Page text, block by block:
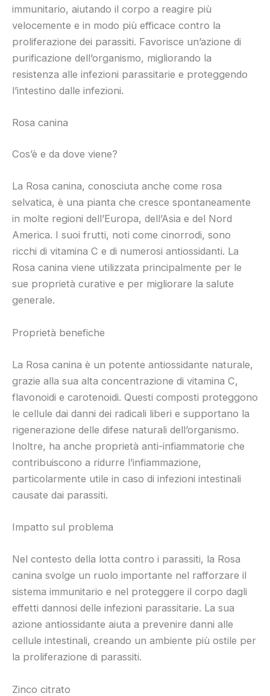
immunitario, aiutando il corpo a reagire più
velocemente e in modo più efficace contro la
proliferazione dei parassiti. Favorisce un’azione di
purificazione dell’organismo, migliorando la
resistenza alle infezioni parassitarie e proteggendo
l’intestino dalle infezioni.
Rosa canina
Cos’è e da dove viene?
La Rosa canina, conosciuta anche come rosa
selvatica, è una pianta che cresce spontaneamente
in molte regioni dell’Europa, dell’Asia e del Nord
America. I suoi frutti, noti come cinorrodi, sono
ricchi di vitamina C e di numerosi antiossidanti. La
Rosa canina viene utilizzata principalmente per le
sue proprietà curative e per migliorare la salute
generale.
Proprietà benefiche
La Rosa canina è un potente antiossidante naturale,
grazie alla sua alta concentrazione di vitamina C,
flavonoidi e carotenoidi. Questi composti proteggono
le cellule dai danni dei radicali liberi e supportano la
rigenerazione delle difese naturali dell’organismo.
Inoltre, ha anche proprietà anti-infiammatorie che
contribuiscono a ridurre l’infiammazione,
particolarmente utile in caso di infezioni intestinali
causate dai parassiti.
Impatto sul problema
Nel contesto della lotta contro i parassiti, la Rosa
canina svolge un ruolo importante nel rafforzare il
sistema immunitario e nel proteggere il corpo dagli
effetti dannosi delle infezioni parassitarie. La sua
azione antiossidante aiuta a prevenire danni alle
cellule intestinali, creando un ambiente più ostile per
la proliferazione di parassiti.
Zinco citrato